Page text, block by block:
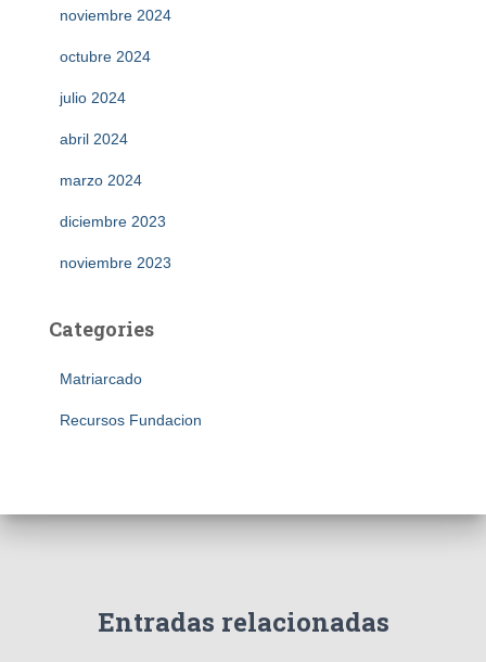
noviembre 2024
octubre 2024
julio 2024
abril 2024
marzo 2024
diciembre 2023
noviembre 2023
Categories
Matriarcado
Recursos Fundacion
Entradas relacionadas